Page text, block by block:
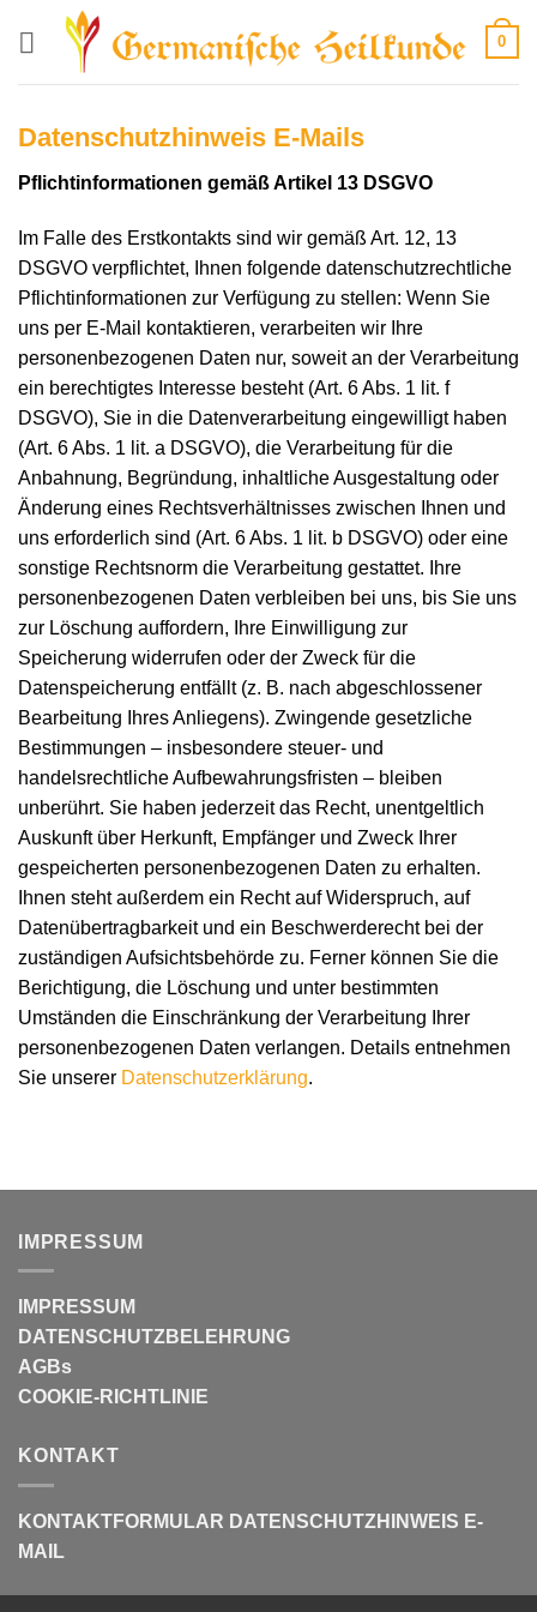
0
Datenschutzhinweis E-Mails
Pflichtinformationen gemäß Artikel 13 DSGVO
Im Falle des Erstkontakts sind wir gemäß Art. 12, 13
DSGVO verpflichtet, Ihnen folgende datenschutzrechtliche
Pflichtinformationen zur Verfügung zu stellen: Wenn Sie
uns per E-Mail kontaktieren, verarbeiten wir Ihre
personenbezogenen Daten nur, soweit an der Verarbeitung
ein berechtigtes Interesse besteht (Art. 6 Abs. 1 lit. f
DSGVO), Sie in die Datenverarbeitung eingewilligt haben
(Art. 6 Abs. 1 lit. a DSGVO), die Verarbeitung für die
Anbahnung, Begründung, inhaltliche Ausgestaltung oder
Änderung eines Rechtsverhältnisses zwischen Ihnen und
uns erforderlich sind (Art. 6 Abs. 1 lit. b DSGVO) oder eine
sonstige Rechtsnorm die Verarbeitung gestattet. Ihre
personenbezogenen Daten verbleiben bei uns, bis Sie uns
zur Löschung auffordern, Ihre Einwilligung zur
Speicherung widerrufen oder der Zweck für die
Datenspeicherung entfällt (z. B. nach abgeschlossener
Bearbeitung Ihres Anliegens). Zwingende gesetzliche
Bestimmungen – insbesondere steuer- und
handelsrechtliche Aufbewahrungsfristen – bleiben
unberührt. Sie haben jederzeit das Recht, unentgeltlich
Auskunft über Herkunft, Empfänger und Zweck Ihrer
gespeicherten personenbezogenen Daten zu erhalten.
Ihnen steht außerdem ein Recht auf Widerspruch, auf
Datenübertragbarkeit und ein Beschwerderecht bei der
zuständigen Aufsichtsbehörde zu. Ferner können Sie die
Berichtigung, die Löschung und unter bestimmten
Umständen die Einschränkung der Verarbeitung Ihrer
personenbezogenen Daten verlangen. Details entnehmen
Sie unserer Datenschutzerklärung.
IMPRESSUM
IMPRESSUM
DATENSCHUTZBELEHRUNG
AGBs
COOKIE-RICHTLINIE
KONTAKT
KONTAKTFORMULAR DATENSCHUTZHINWEIS E-
MAIL